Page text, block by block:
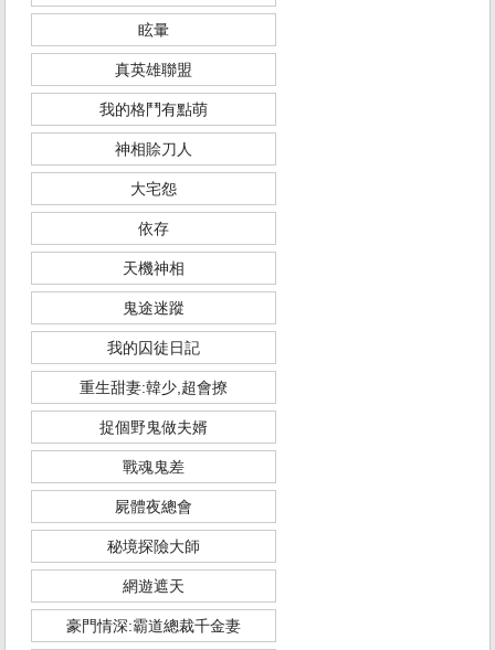
眩暈
真英雄聯盟
我的格鬥有點萌
神相賒刀人
大宅怨
依存
天機神相
鬼途迷蹤
我的囚徒日記
重生甜妻:韓少,超會撩
捉個野鬼做夫婿
戰魂鬼差
屍體夜總會
秘境探險大師
網遊遮天
豪門情深:霸道總裁千金妻